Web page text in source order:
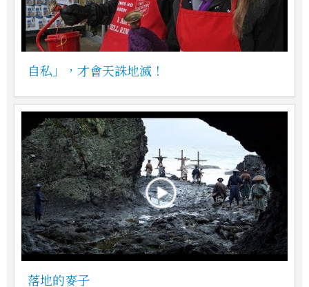
自私」，才會天誅地滅！
落地的麥子